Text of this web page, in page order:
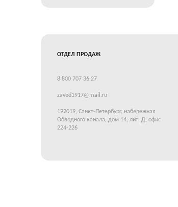
ОТДЕЛ ПРОДАЖ
8 800 707 36 27
zavod1917@mail.ru
192019, Санкт-Петербург, набережная
Обводного канала, дом 14, лит. Д, офис
224-226